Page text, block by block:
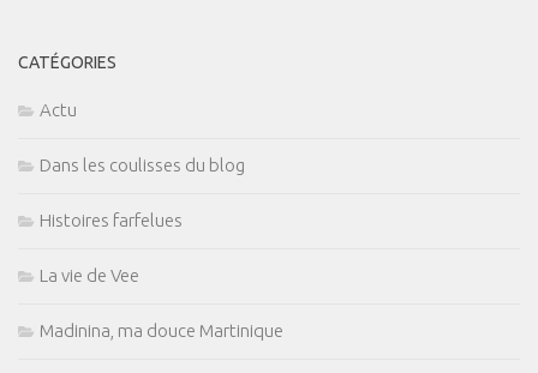
CATÉGORIES
Actu
Dans les coulisses du blog
Histoires farfelues
La vie de Vee
Madinina, ma douce Martinique